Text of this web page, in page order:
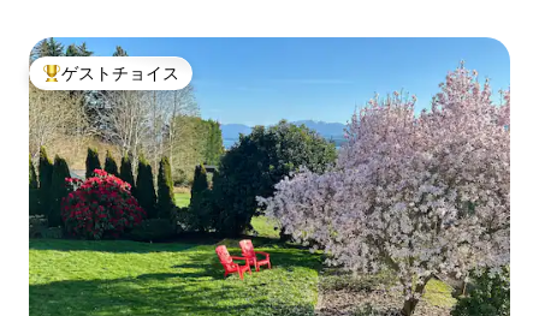
大好評のゲストチョイスです。
ゲストチョイス